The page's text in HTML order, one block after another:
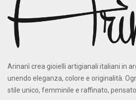
Arinanì crea gioielli artigianali italiani in
unendo eleganza, colore e originalità.
stile unico, femminile e raffinato,